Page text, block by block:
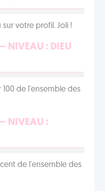
votre profil. Joli !
NIVEAU : DIEU
100 de l'ensemble des
— NIVEAU :
de l'ensemble des